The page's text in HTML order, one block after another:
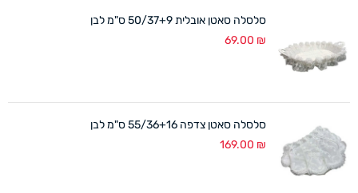
סלסלה סאטן אובלית 50/37+9 ס"מ לבן
69.00 ₪
סלסלה סאטן צדפה 55/36+16 ס"מ לבן
169.00 ₪